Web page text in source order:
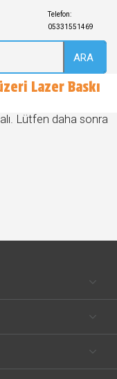
Telefon:
05331551469
ARA
Lazer Baskı
Lütfen daha sonra